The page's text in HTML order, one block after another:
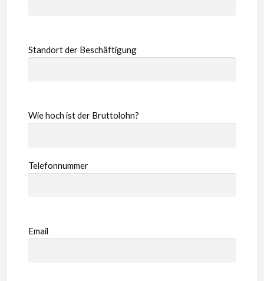
Standort der Beschäftigung
Wie hoch ist der Bruttolohn?
Telefonnummer
Email